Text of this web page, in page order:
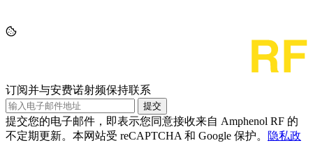
订阅并与安费诺射频保持联系
提交
提交您的电子邮件，即表示您同意接收来自 Amphenol RF 的
不定期更新。本网站受 reCAPTCHA 和 Google 保护。
隐私政